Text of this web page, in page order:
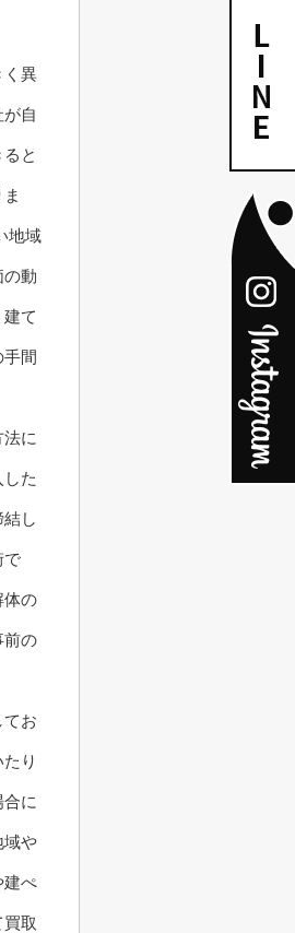
く異
自
と
地域
動
て
間
に
た
し
で
体の
前の
お
り
に
域や
建ぺ
取